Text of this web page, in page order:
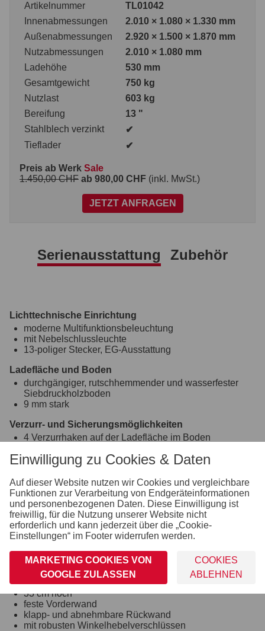
Artikelnummer
TL01042
Innenabmessungen
2.010 × 1.080 × 1.330 mm
Außenabmessungen
2.920 × 1.500 × 1.870 mm
Nutzabmessungen
2.010 × 1.080 mm
Ladehöhe
530 mm
Gesamtgewicht
750 kg
Nutzlast
603 kg
Bereifung
13 "
Stahlblech verzinkt
✔
Tieflader
✔
Preis ab Werk Sale
1.450,00 CHF ab 980,00 CHF (inkl. MwSt.)
JETZT ANFRAGEN
Serienausstattung Zubehör
Lichttechnische Einrichtung
moderne Multifunktionsbeleuchtung
mit Nebelschlussleuchte
13-poliger Stecker, EG-Ausstattung
Ladefläche und Boden
durchgängiger, rutschhemmender und wasserfester
Siebdruckholzboden
9 mm stark
Verzurr- und Sicherungsmöglichkeiten
4 Verzurrhaken auf der Ladefläche im Boden
Einhängemöglichkeiten für Planen und Netze
montierte Einhängeknöpfe zur Fixierung von Planen
und Netzen
Räder und Achsen
robuste Gummifederachse
wartungsfreie Kompaktradlager
stoßfeste Kunststoffkotflügel
Bordwände aus Stahlblech mit Galvalume (Aluminium-
Zink-Beschichtung), einwandig
mit langlebigem und hochwertigem Korrosionsschutz
33 cm hoch
feste Vorderwand
klapp- und abnehmbare Rückwand
mit robusten Winkelhebelverschlüssen
Einwilligung zu Cookies & Daten
Auf dieser Website nutzen wir Cookies und vergleichbare
Funktionen zur Verarbeitung von Endgeräteinformationen
und personenbezogenen Daten. Diese Einwilligung ist
freiwillig, für die Nutzung unserer Website nicht
erforderlich und kann jederzeit über die „Cookie-
Einstellungen“ im Footer widerrufen werden.
MARKETING COOKIES VON
GOOGLE ZULASSEN
COOKIES
ABLEHNEN